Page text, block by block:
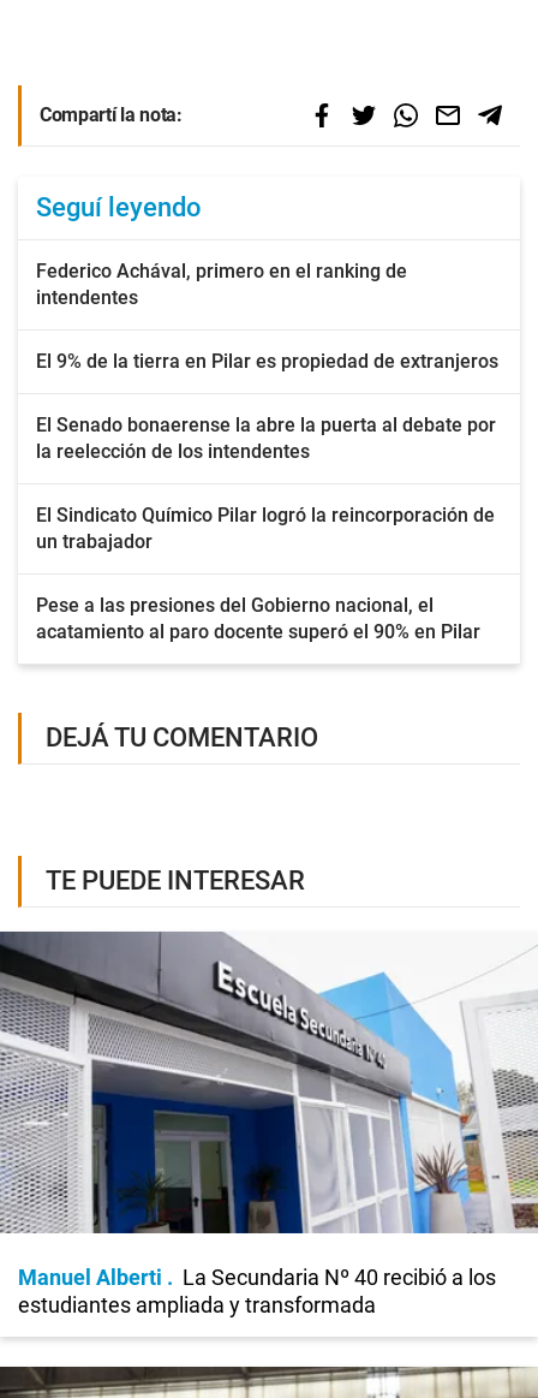
Compartí la nota:
Seguí leyendo
Federico Achával, primero en el ranking de
intendentes
El 9% de la tierra en Pilar es propiedad de extranjeros
El Senado bonaerense la abre la puerta al debate por
la reelección de los intendentes
El Sindicato Químico Pilar logró la reincorporación de
un trabajador
Pese a las presiones del Gobierno nacional, el
acatamiento al paro docente superó el 90% en Pilar
DEJÁ TU COMENTARIO
TE PUEDE INTERESAR
Manuel Alberti
La Secundaria Nº 40 recibió a los
estudiantes ampliada y transformada